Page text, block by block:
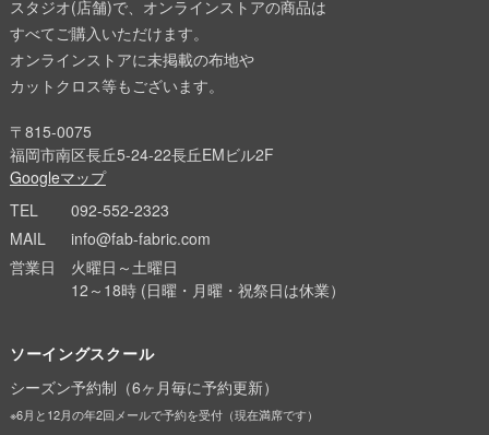
スタジオ(店舗)で、オンラインストアの商品は
すべてご購入いただけます。
オンラインストアに未掲載の布地や
カットクロス等もございます。
〒815-0075
福岡市南区長丘5-24-22長丘EMビル2F
Googleマップ
TEL
092-552-2323
MAIL
info@fab-fabric.com
営業日
火曜日～土曜日
12～18時 (日曜・月曜・祝祭日は休業）
ソーイングスクール
シーズン予約制（6ヶ月毎に予約更新）
※6月と12月の年2回メールで予約を受付（現在満席です）